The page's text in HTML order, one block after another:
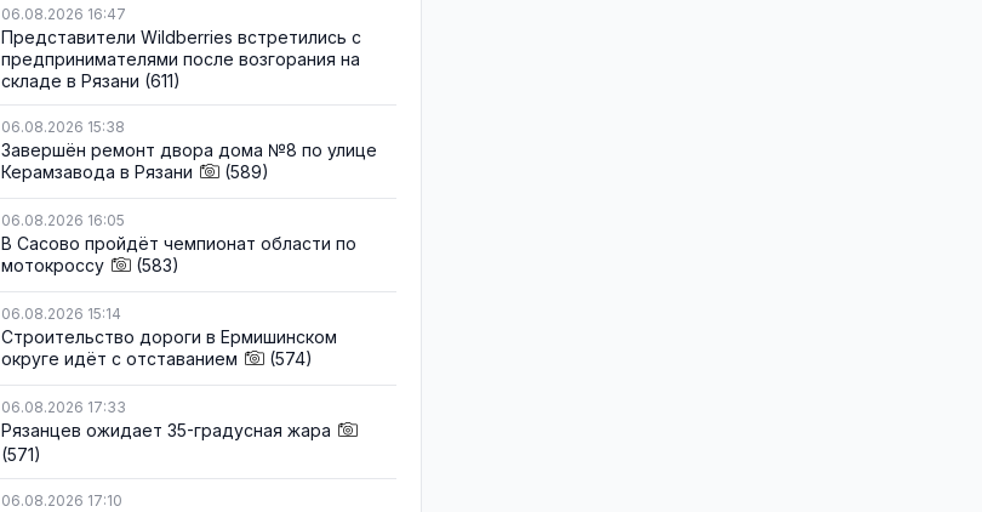
06.08.2026 16:47
Представители Wildberries встретились с
предпринимателями после возгорания на
складе в Рязани (611)
06.08.2026 15:38
Завершён ремонт двора дома №8 по улице
Керамзавода в Рязани
(589)
06.08.2026 16:05
В Сасово пройдёт чемпионат области по
мотокроссу
(583)
06.08.2026 15:14
Строительство дороги в Ермишинском
округе идёт с отставанием
(574)
06.08.2026 17:33
Рязанцев ожидает 35-градусная жара
(571)
06.08.2026 17:10